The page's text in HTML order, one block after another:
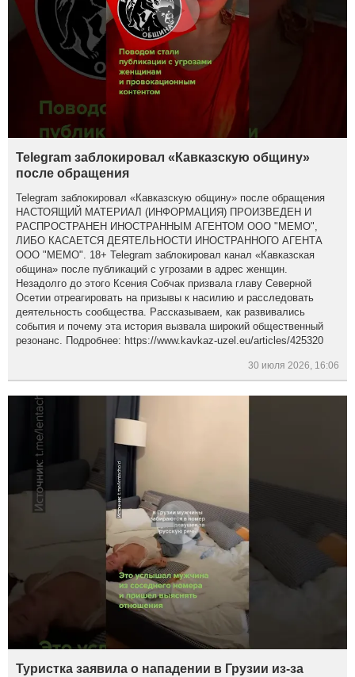
Telegram заблокировал «Кавказскую общину»
после обращения
Telegram заблокировал «Кавказскую общину» после обращения
НАСТОЯЩИЙ МАТЕРИАЛ (ИНФОРМАЦИЯ) ПРОИЗВЕДЕН И
РАСПРОСТРАНЕН ИНОСТРАННЫМ АГЕНТОМ ООО "МЕМО",
ЛИБО КАСАЕТСЯ ДЕЯТЕЛЬНОСТИ ИНОСТРАННОГО АГЕНТА
ООО "МЕМО". 18+ Telegram заблокировал канал «Кавказская
община» после публикаций с угрозами в адрес женщин.
Незадолго до этого Ксения Собчак призвала главу Северной
Осетии отреагировать на призывы к насилию и расследовать
деятельность сообщества. Рассказываем, как развивались
события и почему эта история вызвала широкий общественный
резонанс. Подробнее: https://www.kavkaz-uzel.eu/articles/425320
30 июля 2026, 16:06
Туристка заявила о нападении в Грузии из-за